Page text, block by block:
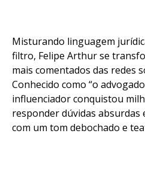
Misturando linguagem
filtro, Felipe Arthur se
mais comentados das redes
Conhecido como “o
influenciador conquistou
responder dúvidas absurdas
com um tom debochado e